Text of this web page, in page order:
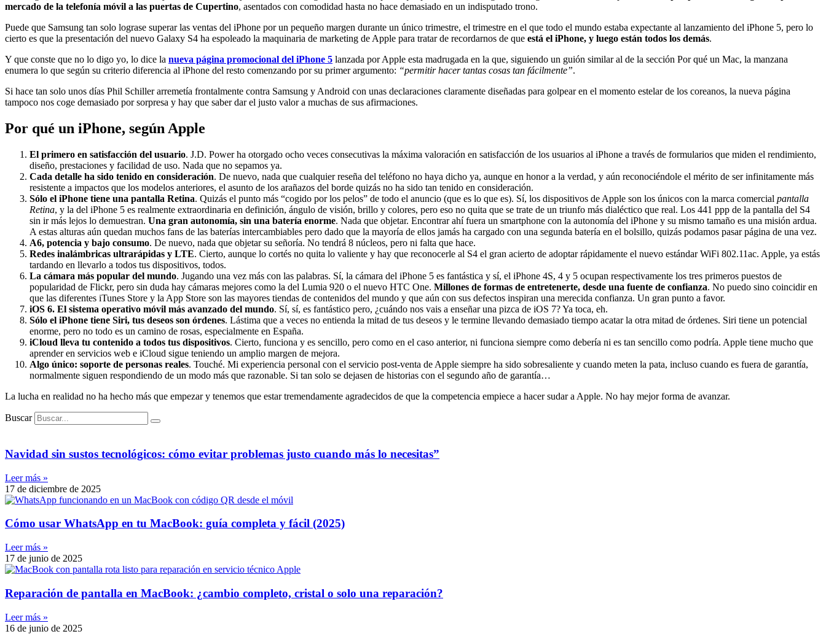
mercado de la telefonía móvil a las puertas de Cupertino, asentados con comodidad hasta no hace demasiado en un indisputado trono.
Puede que Samsung tan solo lograse superar las ventas del iPhone por un pequeño margen durante un único trimestre, el trimestre en el que todo el mundo estaba expectante al lanzamiento del iPhone 5, pero lo
cierto es que la presentación del nuevo Galaxy S4 ha espoleado la maquinaria de marketing de Apple para tratar de recordarnos de que está el iPhone, y luego están todos los demás.
Y que conste que no lo digo yo, lo dice la nueva página promocional del iPhone 5 lanzada por Apple esta madrugada en la que, siguiendo un guión similar al de la sección Por qué un Mac, la manzana
enumera lo que según su criterio diferencia al iPhone del resto comenzando por su primer argumento: “permitir hacer tantas cosas tan fácilmente”.
Si hace tan solo unos días Phil Schiller arremetía frontalmente contra Samsung y Android con unas declaraciones claramente diseñadas para golpear en el momento estelar de los coreanos, la nueva página
tampoco nos coge demasiado por sorpresa y hay que saber dar el justo valor a muchas de sus afirmaciones.
Por qué un iPhone, según Apple
El primero en satisfacción del usuario. J.D. Power ha otorgado ocho veces consecutivas la máxima valoración en satisfacción de los usuarios al iPhone a través de formularios que miden el rendimiento,
diseño, prestaciones y facilidad de uso. Nada que no sepamos ya.
Cada detalle ha sido tenido en consideración. De nuevo, nada que cualquier reseña del teléfono no haya dicho ya, aunque en honor a la verdad, y aún reconociéndole el mérito de ser infinitamente más
resistente a impactos que los modelos anteriores, el asunto de los arañazos del borde quizás no ha sido tan tenido en consideración.
Sólo el iPhone tiene una pantalla Retina. Quizás el punto más “cogido por los pelos” de todo el anuncio (que es lo que es). Sí, los dispositivos de Apple son los únicos con la marca comercial pantalla
Retina, y la del iPhone 5 es realmente extraordinaria en definición, ángulo de visión, brillo y colores, pero eso no quita que se trate de un triunfo más dialéctico que real. Los 441 ppp de la pantalla del S4
sin ir más lejos lo demuestran. Una gran autonomía, sin una batería enorme. Nada que objetar. Encontrar ahí fuera un smartphone con la autonomía del iPhone y su mismo tamaño es una misión ardua.
A estas alturas aún quedan muchos fans de las baterías intercambiables pero dado que la mayoría de ellos jamás ha cargado con una segunda batería en el bolsillo, quizás podamos pasar página de una vez.
A6, potencia y bajo consumo. De nuevo, nada que objetar su señoría. No tendrá 8 núcleos, pero ni falta que hace.
Redes inalámbricas ultrarápidas y LTE. Cierto, aunque lo cortés no quita lo valiente y hay que reconocerle al S4 el gran acierto de adoptar rápidamente el nuevo estándar WiFi 802.11ac. Apple, ya estás
tardando en llevarlo a todos tus dispositivos, todos.
La cámara más popular del mundo. Jugando una vez más con las palabras. Sí, la cámara del iPhone 5 es fantástica y sí, el iPhone 4S, 4 y 5 ocupan respectivamente los tres primeros puestos de
popularidad de Flickr, pero sin duda hay cámaras mejores como la del Lumia 920 o el nuevo HTC One. Millones de formas de entretenerte, desde una fuente de confianza. No puedo sino coincidir en
que las diferentes iTunes Store y la App Store son las mayores tiendas de contenidos del mundo y que aún con sus defectos inspiran una merecida confianza. Un gran punto a favor.
iOS 6. El sistema operativo móvil más avanzado del mundo. Sí, sí, es fantástico pero, ¿cuándo nos vais a enseñar una pizca de iOS 7? Ya toca, eh.
Sólo el iPhone tiene Siri, tus deseos son órdenes. Lástima que a veces no entienda la mitad de tus deseos y le termine llevando demasiado tiempo acatar la otra mitad de órdenes. Siri tiene un potencial
enorme, pero no todo es un camino de rosas, especialmente en España.
iCloud lleva tu contenido a todos tus dispositivos. Cierto, funciona y es sencillo, pero como en el caso anterior, ni funciona siempre como debería ni es tan sencillo como podría. Apple tiene mucho que
aprender en servicios web e iCloud sigue teniendo un amplio margen de mejora.
Algo único: soporte de personas reales. Touché. Mi experiencia personal con el servicio post-venta de Apple siempre ha sido sobresaliente y cuando meten la pata, incluso cuando es fuera de garantía,
normalmente siguen respondiendo de un modo más que razonable. Si tan solo se dejasen de historias con el segundo año de garantía…
La lucha en realidad no ha hecho más que empezar y tenemos que estar tremendamente agradecidos de que la competencia empiece a hacer sudar a Apple. No hay mejor forma de avanzar.
Buscar
Navidad sin sustos tecnológicos: cómo evitar problemas justo cuando más lo necesitas”
Leer más »
17 de diciembre de 2025
Cómo usar WhatsApp en tu MacBook: guía completa y fácil (2025)
Leer más »
17 de junio de 2025
Reparación de pantalla en MacBook: ¿cambio completo, cristal o solo una reparación?
Leer más »
16 de junio de 2025